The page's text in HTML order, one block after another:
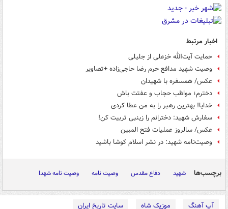
اخبار مرتبط
حمایت آیت‌الله خزعلی از جلیلی
وصیت شهید مدافع حرم رضا حاجی‌زاده +تصاویر
عکس/ همسفره با شهیدان
دخترم؛ مواظب حجاب و عفتت باش
خدایا! بهترین رهبر را به من عطا کردی
سفارش شهید: دخترانم را زینبی تربیت کن!
عکس/ سالروز عملیات فتح المبین
وصیت‌نامه شهید: در نشر اسلام کوشا باشید
برچسب‌ها شهید دفاع مقدس وصیت نامه وصیت نامه شهدا
آپ آهنگ موزیک شاه
سایت تاریخ ایران